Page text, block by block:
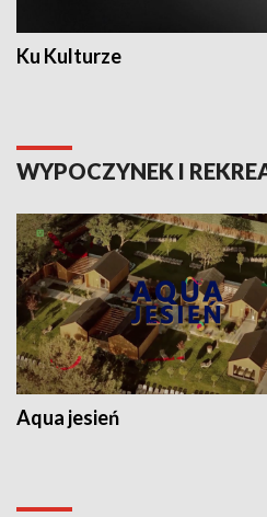
Ku Kulturze
WYPOCZYNEK I
Aqua jesień